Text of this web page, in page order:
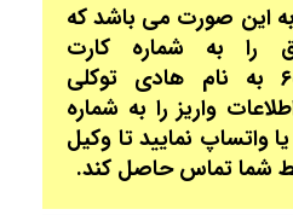
این صورت می باشد که
را به شماره کارت
۶۰۳۷۹۹۷۳۸۲۲۸۴۵۳۸ به نام هادی توکلی
واریز را به شماره
پیامک یا واتساپ نمایید تا وکیل
شما تماس حاصل کند.